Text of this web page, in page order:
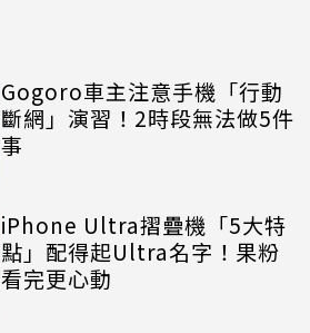
Gogoro車主注意手機「行動
斷網」演習！2時段無法做5件
事
iPhone Ultra摺疊機「5大特
點」配得起Ultra名字！果粉
看完更心動